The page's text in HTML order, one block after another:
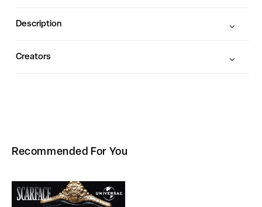
Description
Creators
Recommended For You